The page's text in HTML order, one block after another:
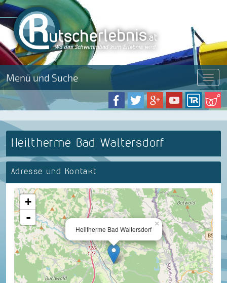
Menü und Suche Menü
Heiltherme Bad Waltersdorf
Adresse und Kontakt
×
Heiltherme Bad Waltersdorf
+
-